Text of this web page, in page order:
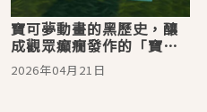
寶可夢動畫的黑歷史，釀
成觀眾癲癇發作的「寶可
夢動畫事件」
2026年04月21日